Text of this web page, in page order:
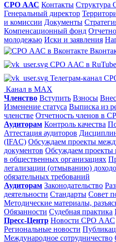
СРО ААС Контакты
Генеральный директор
и комиссии Документы
Компенсационный фонд
молодежью Иски и заявления
СРО ААС в RuTube
Телеграм-канал
Канал в MAX
Членство Вступить Взносы
Изменение статуса Выписка из
членстве Отчетность членов в
Аудиторам Контроль качества
Аттестация аудиторов
(IFAC) Обсуждаем проекты
документов Обсуждаем проекты
в общественных организациях
легализации (отмыванию)
обязательных требований
Аудиторам Законодательство
деятельности Стандарты Совет
Методические материалы,
Обязанности Судебная практика
Пресс-Центр Новости СРО ААС
Региональные новости
Международное сотрудничество